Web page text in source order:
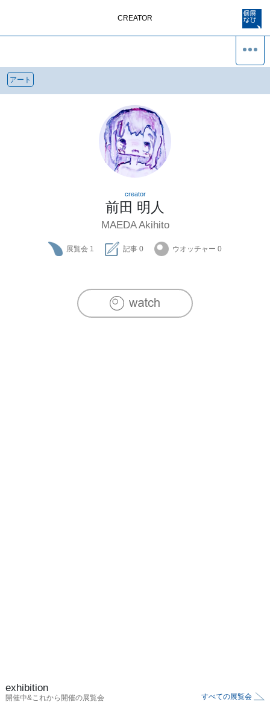
CREATOR
アート
creator
前田 明人
MAEDA Akihito
展覧会 1 記事 0 ウオッチャー 0
exhibition
開催中&これから開催の展覧会 すべての展覧会